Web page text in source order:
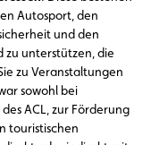
Autosport, den
und den
zu unterstützen, die
zu Veranstaltungen
sowohl bei
ACL, zur Förderung
touristischen